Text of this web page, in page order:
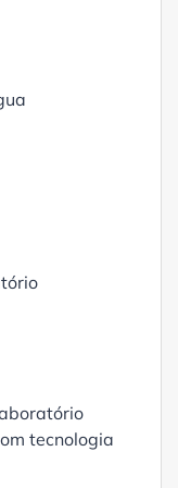
tecnologia